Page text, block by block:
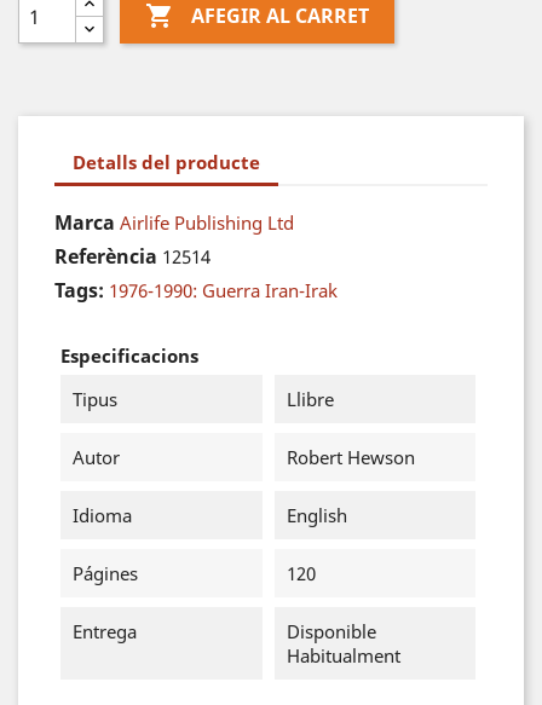
 AFEGIR AL CARRET
Detalls del producte
Marca Airlife Publishing Ltd
Referència 12514
Tags: 1976-1990: Guerra Iran-Irak
Especificacions
Tipus
Llibre
Autor Robert Hewson
Idioma English
Págines 120
Entrega
Disponible
Habitualment